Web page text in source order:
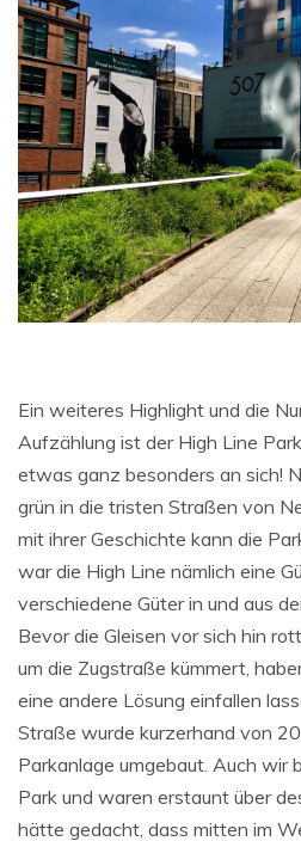
Ein weiteres Highlight und die
Aufzählung ist der High Line
etwas ganz besonders an sich!
grün in die tristen Straßen von
mit ihrer Geschichte kann die
war die High Line nämlich eine
verschiedene Güter in und aus
Bevor die Gleisen vor sich hin
um die Zugstraße kümmert,
eine andere Lösung einfallen
Straße wurde kurzerhand von
Parkanlage umgebaut. Auch wir
Park und waren erstaunt über
hätte gedacht, dass mitten im